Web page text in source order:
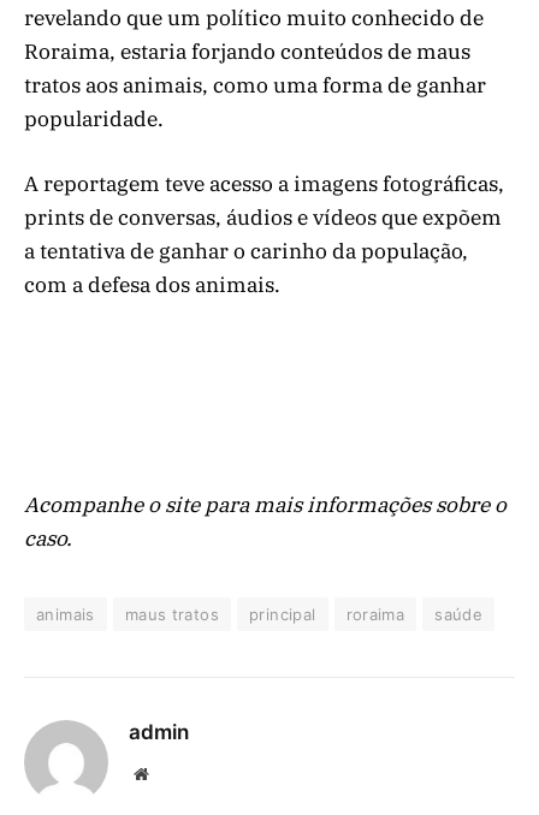
revelando que um político muito conhecido de
Roraima, estaria forjando conteúdos de maus
tratos aos animais, como uma forma de ganhar
popularidade.
A reportagem teve acesso a imagens fotográficas,
prints de conversas, áudios e vídeos que expõem
a tentativa de ganhar o carinho da população,
com a defesa dos animais.
Acompanhe o site para mais informações sobre o
caso.
animais maus tratos principal roraima saúde
admin
Website